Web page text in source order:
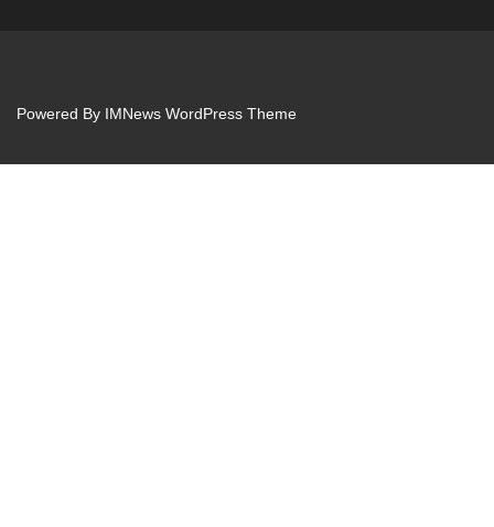
Powered By IMNews WordPress Theme